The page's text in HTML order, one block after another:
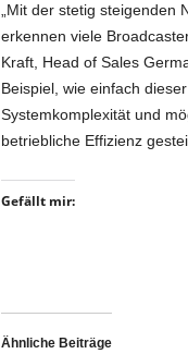
„Mit der stetig
erkennen viele
Kraft, Head of Sales
Beispiel, wie einfach
Systemkomplexität und
betriebliche Effizienz
Gefällt mir:
Ähnliche Beiträge